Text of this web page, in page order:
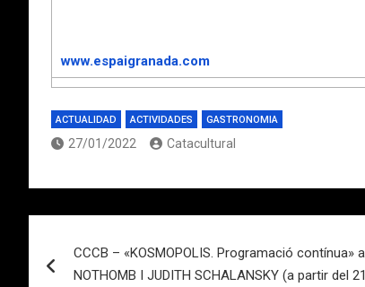
www.espaigranada.com
ACTUALIDAD ACTIVIDADES GASTRONOMIA
27/01/2022 Catacultural
de
CCCB – «KOSMOPOLIS. Programació contínua»
NOTHOMB I JUDITH SCHALANSKY (a partir del